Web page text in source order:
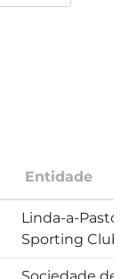
Entidade
Linda-a-Pastora
Sporting Clube
Sociedade de